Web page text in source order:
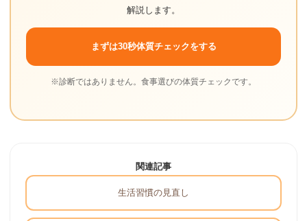
解説します。
まずは30秒体質チェックをする
※診断ではありません。食事選びの体質チェックです。
関連記事
生活習慣の見直し